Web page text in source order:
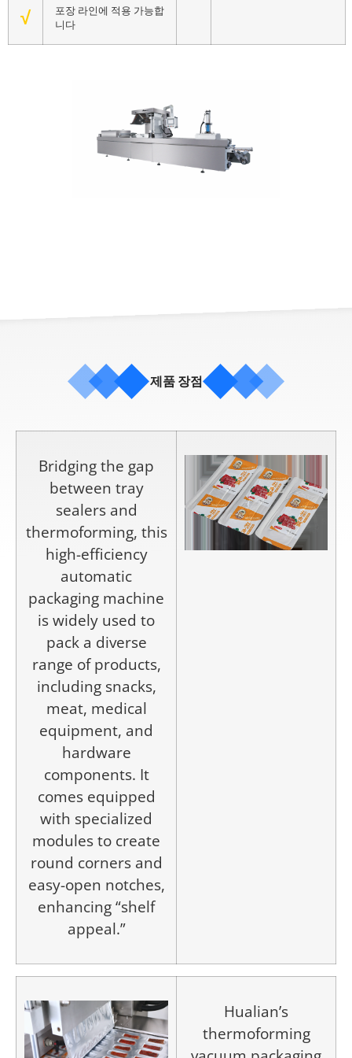
√
포장 라인에 적용 가능합
니다
제품 장점
Bridging the gap
between tray
sealers and
thermoforming, this
high-efficiency
automatic
packaging machine
is widely used to
pack a diverse
range of products,
including snacks,
meat, medical
equipment, and
hardware
components. It
comes equipped
with specialized
modules to create
round corners and
easy-open notches,
enhancing “shelf
appeal.”
Hualian’s
thermoforming